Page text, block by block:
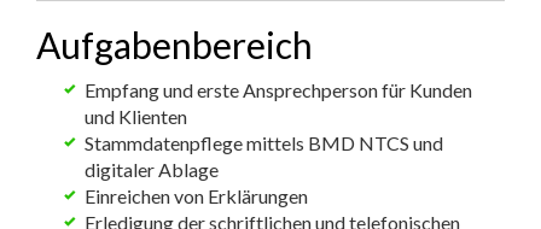
Aufgabenbereich
Empfang und erste Ansprechperson für Kunden
und Klienten
Stammdatenpflege mittels BMD NTCS und
digitaler Ablage
Einreichen von Erklärungen
Erledigung der schriftlichen und telefonischen